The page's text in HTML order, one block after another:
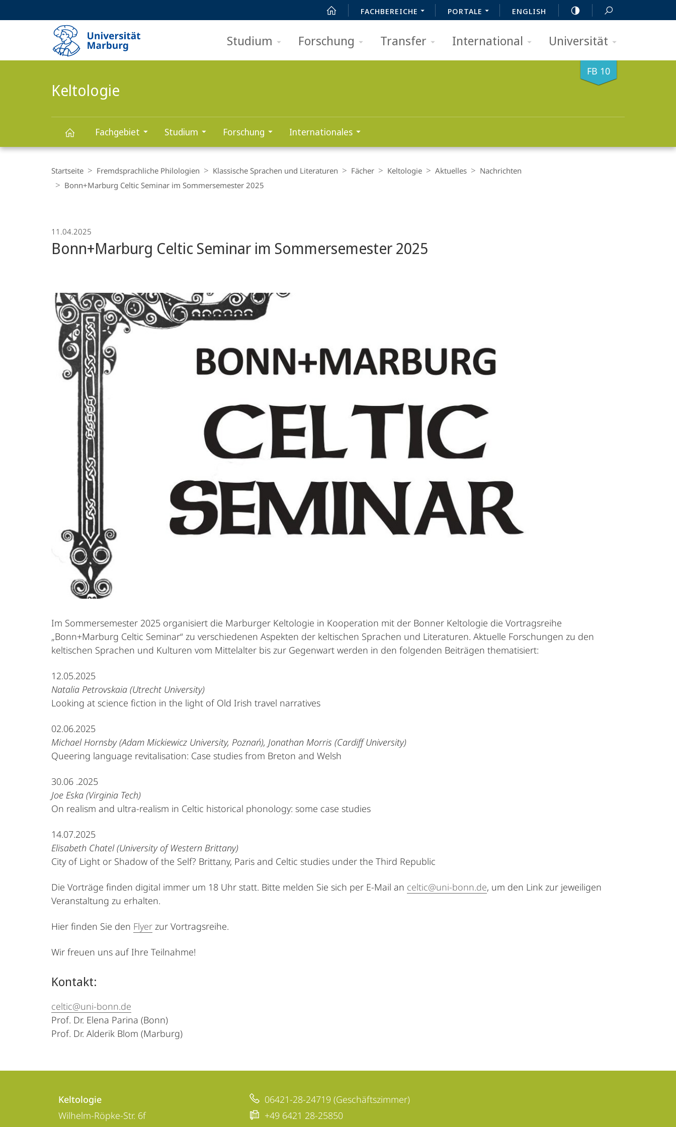
FACHBEREICHE PORTALE ENGLISH
Studium Forschung Transfer International Universität
FB 10
Keltologie
Fachgebiet Studium Forschung Internationales
Navigation
Startseite Fremdsprachliche Philologien Klassische Sprachen und Literaturen Fächer Keltologie Aktuelles
Nachrichten
Bonn+Marburg Celtic Seminar im Sommersemester 2025
11.04.2025
Bonn+Marburg Celtic Seminar im Sommersemester 2025
Im Sommersemester 2025 organisiert die Marburger Keltologie in Kooperation mit der Bonner Keltologie die Vortragsreihe
„Bonn+Marburg Celtic Seminar“ zu verschiedenen Aspekten der keltischen Sprachen und Literaturen. Aktuelle Forschungen zu den
keltischen Sprachen und Kulturen vom Mittelalter bis zur Gegenwart werden in den folgenden Beiträgen thematisiert:
12.05.2025
Natalia Petrovskaia (Utrecht University)
Looking at science fiction in the light of Old Irish travel narratives
02.06.2025
Michael Hornsby (Adam Mickiewicz University, Poznań), Jonathan Morris (Cardiff University)
Queering language revitalisation: Case studies from Breton and Welsh
30.06 .2025
Joe Eska (Virginia Tech)
On realism and ultra-realism in Celtic historical phonology: some case studies
14.07.2025
Elisabeth Chatel (University of Western Brittany)
City of Light or Shadow of the Self? Brittany, Paris and Celtic studies under the Third Republic
Die Vorträge finden digital immer um 18 Uhr statt. Bitte melden Sie sich per E-Mail an celtic@uni-bonn.de, um den Link zur jeweiligen
Veranstaltung zu erhalten.
Hier finden Sie den Flyer zur Vortragsreihe.
Wir freuen uns auf Ihre Teilnahme!
Kontakt:
celtic@uni-bonn.de
Prof. Dr. Elena Parina (Bonn)
Prof. Dr. Alderik Blom (Marburg)
Informationen
Kontaktinformationen
Keltologie
Keltologie
Wilhelm-Röpke-Str. 6f
06421-28-24719 (Geschäftszimmer)
+49 6421 28-25850